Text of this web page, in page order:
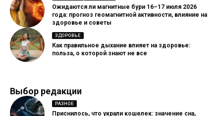
Ожидаются ли магнитные бури 16–17 июля 2026
года: прогноз геомагнитной активности, влияние на
здоровье и советы
ЗДОРОВЬЕ
Как правильное дыхание влияет на здоровье:
польза, о которой знают не все
Выбор редакции
РАЗНОЕ
Приснилось, что украли кошелек: значение сна,